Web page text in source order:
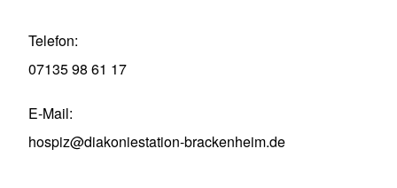
Telefon
07135 98 61 17
E-Mail
hospiz@diakoniestation-brackenheim.de